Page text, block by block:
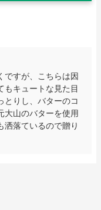
ですが、こちらは因
もキュートな見た目
とりし、バターのコ
大山のバターを使用
洒落ているので贈り